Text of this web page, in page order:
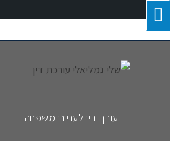
עורך דין לענייני משפחה